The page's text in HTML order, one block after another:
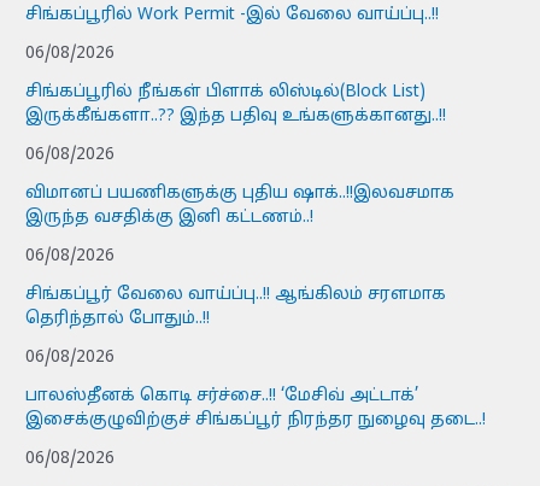
சிங்கப்பூரில் Work Permit -இல் வேலை வாய்ப்பு..!!
06/08/2026
சிங்கப்பூரில் நீங்கள் பிளாக் லிஸ்டில்(Block List)
இருக்கீங்களா..?? இந்த பதிவு உங்களுக்கானது..!!
06/08/2026
விமானப் பயணிகளுக்கு புதிய ஷாக்..!!இலவசமாக
இருந்த வசதிக்கு இனி கட்டணம்..!
06/08/2026
சிங்கப்பூர் வேலை வாய்ப்பு..!! ஆங்கிலம் சரளமாக
தெரிந்தால் போதும்..!!
06/08/2026
பாலஸ்தீனக் கொடி சர்ச்சை..!! ‘மேசிவ் அட்டாக்’
இசைக்குழுவிற்குச் சிங்கப்பூர் நிரந்தர நுழைவு தடை..!
06/08/2026